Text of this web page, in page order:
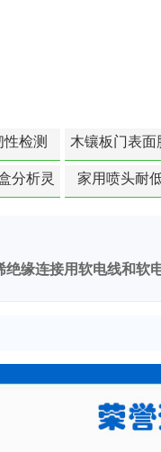
检测 木镶板门表面
分析灵
家用喷头耐
绝缘连接用软电线和软